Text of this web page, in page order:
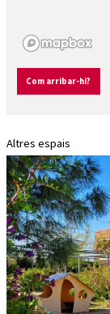
Com arribar-hi?
Altres espais